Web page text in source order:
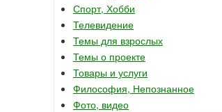
Спорт, Хобби
Телевидение
Темы для взрослых
Темы о проекте
Товары и услуги
Философия, Непознанное
Фото, видео